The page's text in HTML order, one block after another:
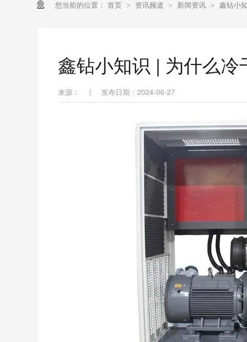
您当前的位置： 首页 > 资讯频道 > 新闻资讯 > 鑫钻小
鑫钻小知识 | 为什么
来源： | 发布日期：2024-06-27